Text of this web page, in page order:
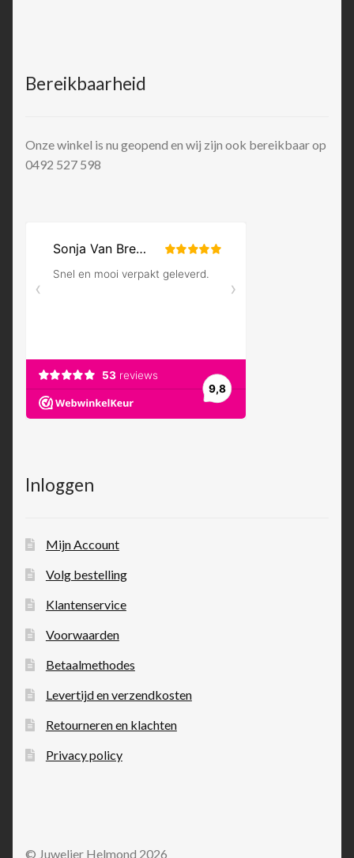
Bereikbaarheid
Onze winkel is nu geopend en wij zijn ook bereikbaar op
0492 527 598
Inloggen
Mijn Account
Volg bestelling
Klantenservice
Voorwaarden
Betaalmethodes
Levertijd en verzendkosten
Retourneren en klachten
Privacy policy
© Juwelier Helmond 2026